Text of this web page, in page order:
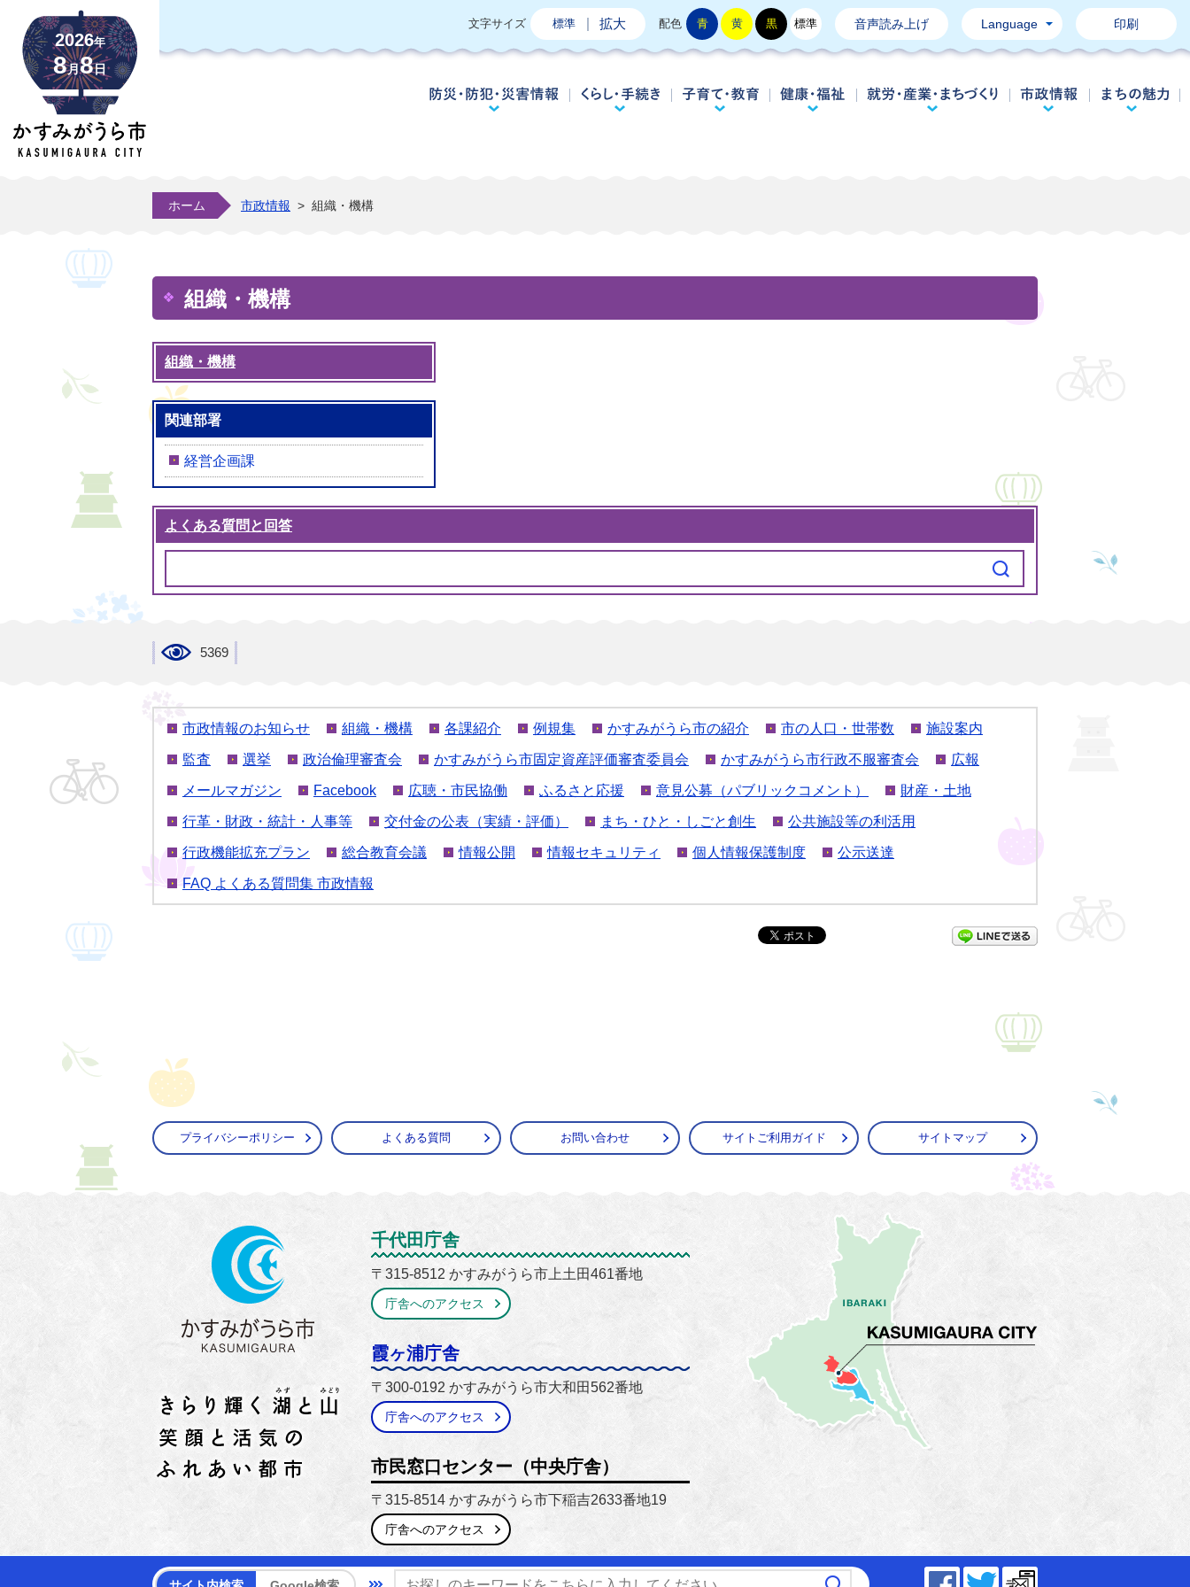
2026年
8月8日
文字サイズ 標準 拡大 配色 青 黄 黒 標準 音声読み上げ Language 印刷
FacebookTwitter
防災・防犯・災害情報くらし・手続き子育て・教育 健康・福祉 就労・産業・まちづくり
市政情報
ホーム 市政情報 > 組織・機構
組織・機構
組織・機構
関連部署
経営企画課
よくある質問と回答
5369
市政情報のお知らせ 組織・機構 各課紹介 例規集 かすみがうら市の紹介 市の人口・世帯数 施設案内
監査 選挙 政治倫理審査会 かすみがうら市固定資産評価審査委員会 かすみがうら市行政不服審査会 広報
メールマガジン Facebook 広聴・市民協働 ふるさと応援 意見公募（パブリックコメント） 財産・土地
行革・財政・統計・人事等 交付金の公表（実績・評価） まち・ひと・しごと創生 公共施設等の利活用
行政機能拡充プラン 総合教育会議 情報公開 情報セキュリティ 個人情報保護制度 公示送達
FAQ よくある質問集 市政情報
プライバシーポリシー よくある質問 お問い合わせ サイトご利用ガイド サイトマップ
かすみがうら市
千代田庁舎
〒315-8512 かすみがうら市上土田461番地
庁舎へのアクセス
霞ヶ浦庁舎
〒300-0192 かすみがうら市大和田562番地
庁舎へのアクセス
市民窓口センター（中央庁舎）
〒315-8514 かすみがうら市下稲吉2633番地19
庁舎へのアクセス
【電話番号】0299-59-2111 / 029-897-1111 【開庁時間】8時30分～17時15分（平日）